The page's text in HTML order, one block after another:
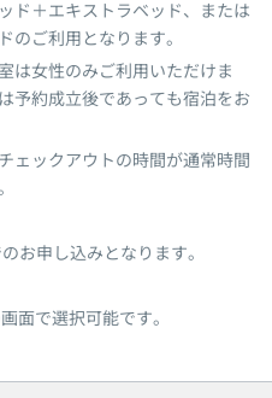
ド＋エキストラベッド、または
のご利用となります。
は女性のみご利用いただけま
予約成立後であっても宿泊をお
ェックアウトの時間が通常時間
お申し込みとなります。
面で選択可能です。